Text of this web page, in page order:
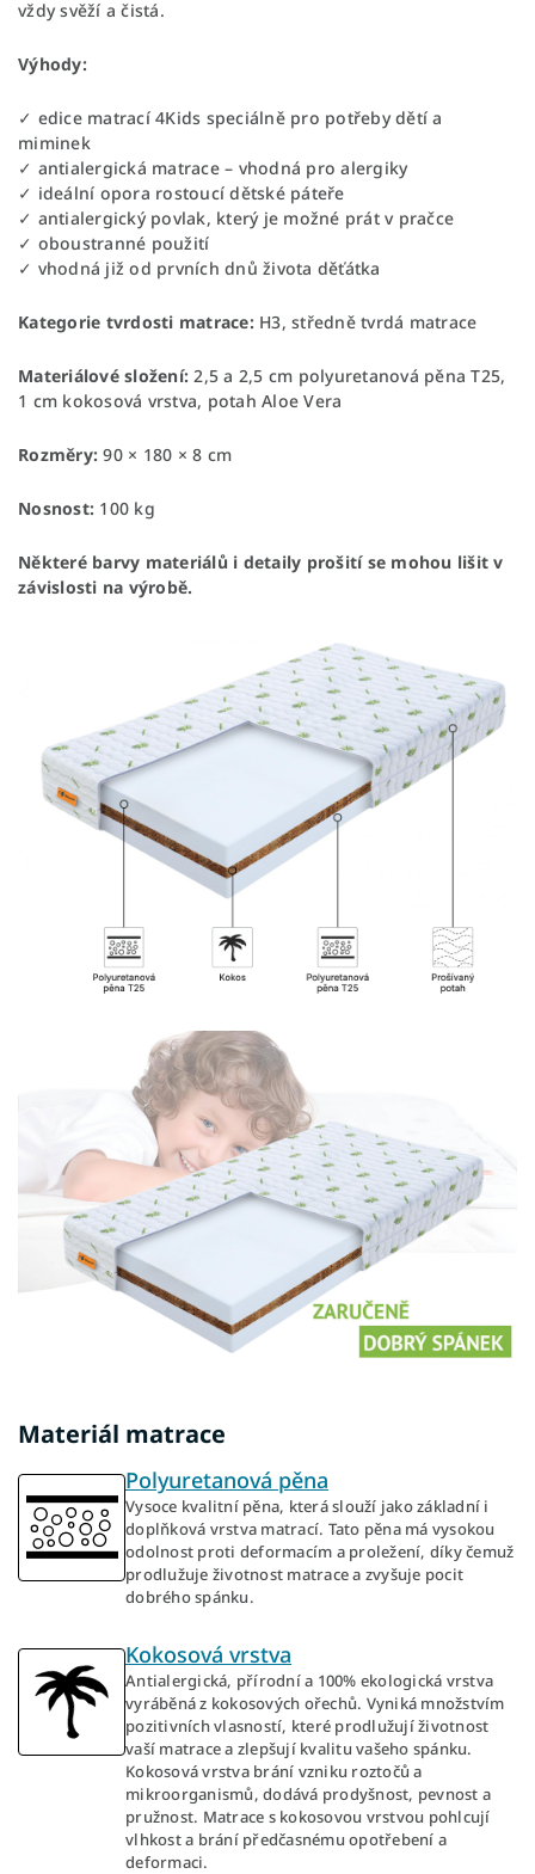
vždy svěží a čistá.
Výhody:
✓ edice matrací 4Kids speciálně pro potřeby dětí a
miminek
✓ antialergická matrace – vhodná pro alergiky
✓ ideální opora rostoucí dětské páteře
✓ antialergický povlak, který je možné prát v pračce
✓ oboustranné použití
✓ vhodná již od prvních dnů života děťátka
Kategorie tvrdosti matrace:H3, středně tvrdá matrace
Materiálové složení: 2,5 a 2,5 cm polyuretanová pěna T25,
1 cm kokosová vrstva, potah Aloe Vera
Rozměry:90 × 180 × 8 cm
Nosnost: 100 kg
Některé barvy materiálů i detaily prošití se mohou lišit v
závislosti na výrobě.
Materiál matrace
Polyuretanová pěna
Vysoce kvalitní pěna, která slouží jako základní i
doplňková vrstva matrací. Tato pěna má vysokou
odolnost proti deformacím a proležení, díky čemuž
prodlužuje životnost matrace a zvyšuje pocit
dobrého spánku.
Kokosová vrstva
Antialergická, přírodní a 100% ekologická vrstva
vyráběná z kokosových ořechů. Vyniká množstvím
pozitivních vlasností, které prodlužují životnost
vaší matrace a zlepšují kvalitu vašeho spánku.
Kokosová vrstva brání vzniku roztočů a
mikroorganismů, dodává prodyšnost, pevnost a
pružnost. Matrace s kokosovou vrstvou pohlcují
vlhkost a brání předčasnému opotřebení a
deformaci.